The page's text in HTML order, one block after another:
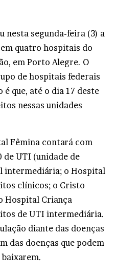
nesta segunda-feira (3) a
quatro hospitais do
em Porto Alegre. O
de hospitais federais
é que, até o dia 17 deste
nessas unidades
Fêmina contará com
de UTI (unidade de
intermediária; o Hospital
clínicos; o Cristo
Hospital Criança
de UTI intermediária.
diante das doenças
das doenças que podem